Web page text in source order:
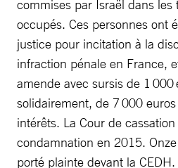
commises par Israël dans les
occupés. Ces personnes ont
justice pour incitation à la
infraction pénale en France,
amende avec sursis de 1
solidairement, de 7 000
intérêts. La Cour de
condamnation en 2015.
porté plainte devant la CEDH.